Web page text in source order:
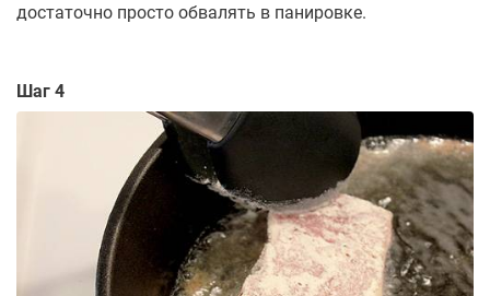
достаточно просто обвалять в панировке.
Шаг 4